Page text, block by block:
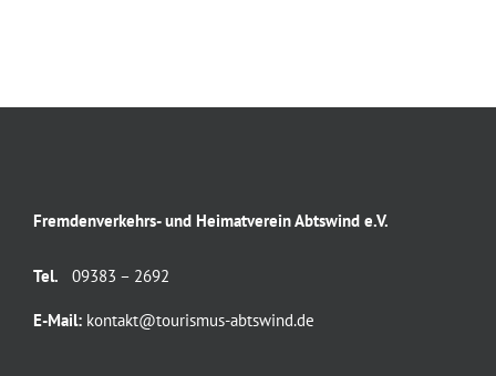
Fremdenverkehrs- und Heimatverein Abtswind e.V.
Tel. 09383 – 2692
E-Mail: kontakt@tourismus-abtswind.de